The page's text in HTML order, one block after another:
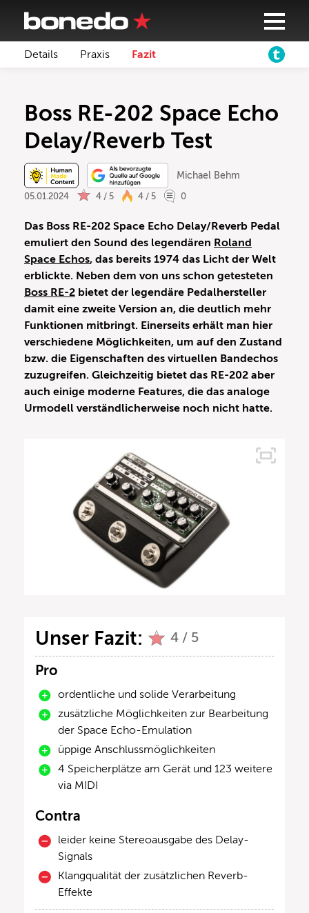
Details Praxis Fazit
Boss RE-202 Space Echo
Delay/Reverb Test
Michael Behm
05.01.2024 4 / 5 4 / 5 0
Das Boss RE-202 Space Echo Delay/Reverb Pedal
emuliert den Sound des legendären Roland
Space Echos, das bereits 1974 das Licht der Welt
erblickte. Neben dem von uns schon getesteten
Boss RE-2 bietet der legendäre Pedalhersteller
damit eine zweite Version an, die deutlich mehr
Funktionen mitbringt. Einerseits erhält man hier
verschiedene Möglichkeiten, um auf den Zustand
bzw. die Eigenschaften des virtuellen Bandechos
zuzugreifen. Gleichzeitig bietet das RE-202 aber
auch einige moderne Features, die das analoge
Urmodell verständlicherweise noch nicht hatte.
Unser Fazit: 4 / 5
Pro
ordentliche und solide Verarbeitung
zusätzliche Möglichkeiten zur Bearbeitung
der Space Echo-Emulation
üppige Anschlussmöglichkeiten
4 Speicherplätze am Gerät und 123 weitere
via MIDI
Contra
leider keine Stereoausgabe des Delay-
Signals
Klangqualität der zusätzlichen Reverb-
Effekte